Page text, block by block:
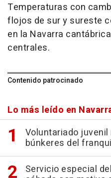
Temperaturas con
flojos de sur y sureste
en la Navarra
centrales.
Contenido patrocinado
Lo más leído en
Voluntariado
búnkeres del
Servicio especial